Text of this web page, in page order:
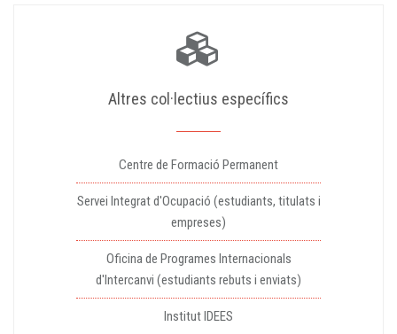
Altres col·lectius específics
Centre de Formació Permanent
Servei Integrat d'Ocupació (estudiants, titulats i
empreses)
Oficina de Programes Internacionals
d'Intercanvi (estudiants rebuts i enviats)
Institut IDEES